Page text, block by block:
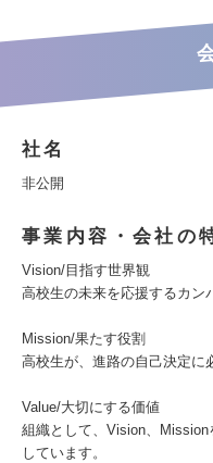
社名
非公開
事業内容・会社の
Vision/目指す世界観
高校生の未来を応援するカン
Mission/果たす役割
高校生が、進路の自己決定に
Value/大切にする価値
組織として、Vision、
しています。